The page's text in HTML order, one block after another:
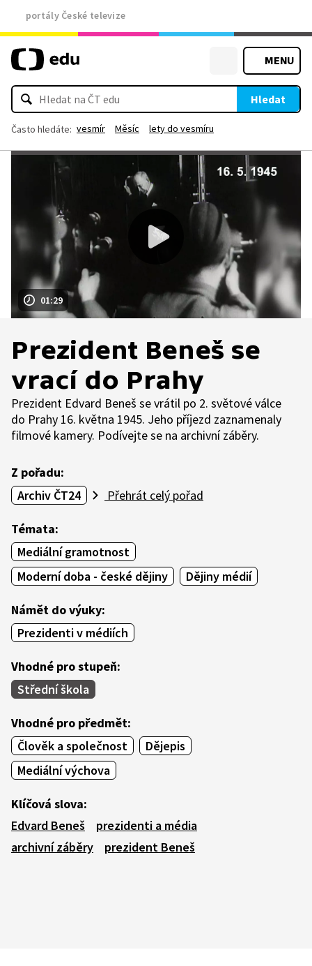
portály České televize
MENU
Hledat
Často hledáte: vesmír Měsíc lety do vesmíru
01:29
Prezident Beneš se
vrací do Prahy
Prezident Edvard Beneš se vrátil po 2. světové válce
do Prahy 16. května 1945. Jeho příjezd zaznamenaly
filmové kamery. Podívejte se na archivní záběry.
Z pořadu:
Archiv ČT24
Přehrát celý pořad
Témata:
Mediální gramotnost
Moderní doba - české dějiny
Dějiny médií
Námět do výuky:
Prezidenti v médiích
Vhodné pro stupeň:
Střední škola
Vhodné pro předmět:
Člověk a společnost
Dějepis
Mediální výchova
Klíčová slova:
Edvard Beneš
prezidenti a média
archivní záběry
prezident Beneš